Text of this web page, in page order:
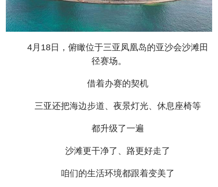
4月18日，俯瞰位于三亚凤凰岛的亚沙会沙滩田
径赛场。
借着办赛的契机
三亚还把海边步道、夜景灯光、休息座椅等
都升级了一遍
沙滩更干净了、路更好走了
咱们的生活环境都跟着变美了